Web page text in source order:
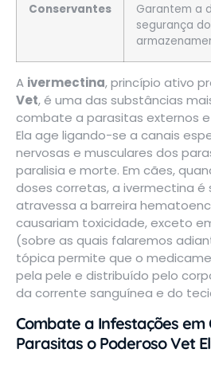
Conservantes
Garantem a
segurança
A ivermectina, princípio ativo
Vet, é uma das substâncias
combate a parasitas externos
Ela age ligando-se a canais
nervosas e musculares dos
paralisia e morte. Em cães,
doses corretas, a ivermectina é
atravessa a barreira
causariam toxicidade, exceto
(sobre as quais falaremos
tópica permite que o
pela pele e distribuído pelo
da corrente sanguínea e do
Combate a Infestações em
Parasitas o Poderoso Vet